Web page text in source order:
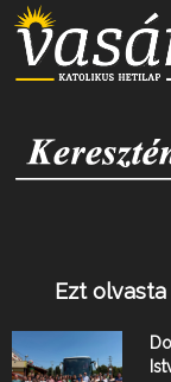
Ezt olvasta